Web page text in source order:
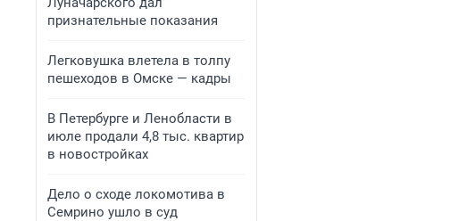
признательные показания
Легковушка влетела в толпу
пешеходов в Омске — кадры
В Петербурге и Ленобласти в
июле продали 4,8 тыс. квартир
в новостройках
Дело о сходе локомотива в
Семрино ушло в суд